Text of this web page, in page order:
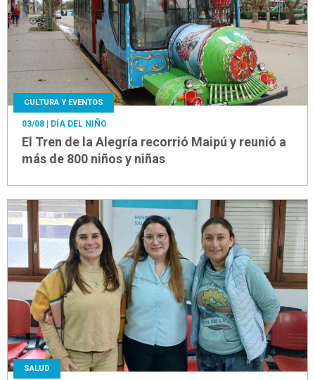
CULTURA Y EVENTOS
03/08 | DÍA DEL NIÑO
El Tren de la Alegría recorrió Maipú y reunió a
más de 800 niños y niñas
SALUD